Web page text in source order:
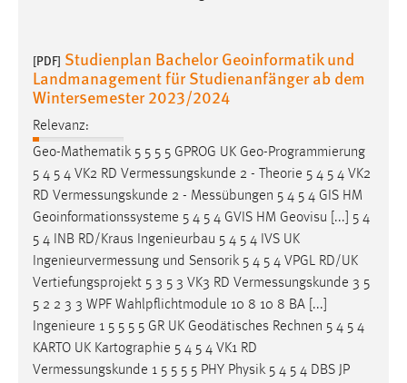
[PDF] Studienplan Bachelor Geoinformatik und
Landmanagement für Studienanfänger ab dem
Wintersemester 2023/2024
Relevanz:
Geo-Mathematik 5 5 5 5 GPROG UK Geo-Programmierung
5 4 5 4 VK2 RD Vermessungskunde 2 - Theorie 5 4 5 4 VK2
RD Vermessungskunde 2 - Messübungen 5 4 5 4 GIS HM
Geoinformationssysteme 5 4 5 4 GVIS HM Geovisu [...] 5 4
5 4 INB RD/Kraus Ingenieurbau 5 4 5 4 IVS UK
Ingenieurvermessung und Sensorik 5 4 5 4 VPGL RD/UK
Vertiefungsprojekt 5 3 5 3 VK3 RD Vermessungskunde 3 5
5 2 2 3 3 WPF Wahlpflichtmodule 10 8 10 8 BA [...]
Ingenieure 1 5 5 5 5 GR UK Geodätisches Rechnen 5 4 5 4
KARTO UK Kartographie 5 4 5 4 VK1 RD
Vermessungskunde 1 5 5 5 5 PHY Physik 5 4 5 4 DBS JP